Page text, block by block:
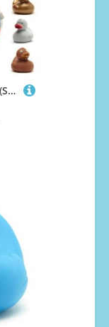
Badeente - personalisierbar (Snowboard Ente)